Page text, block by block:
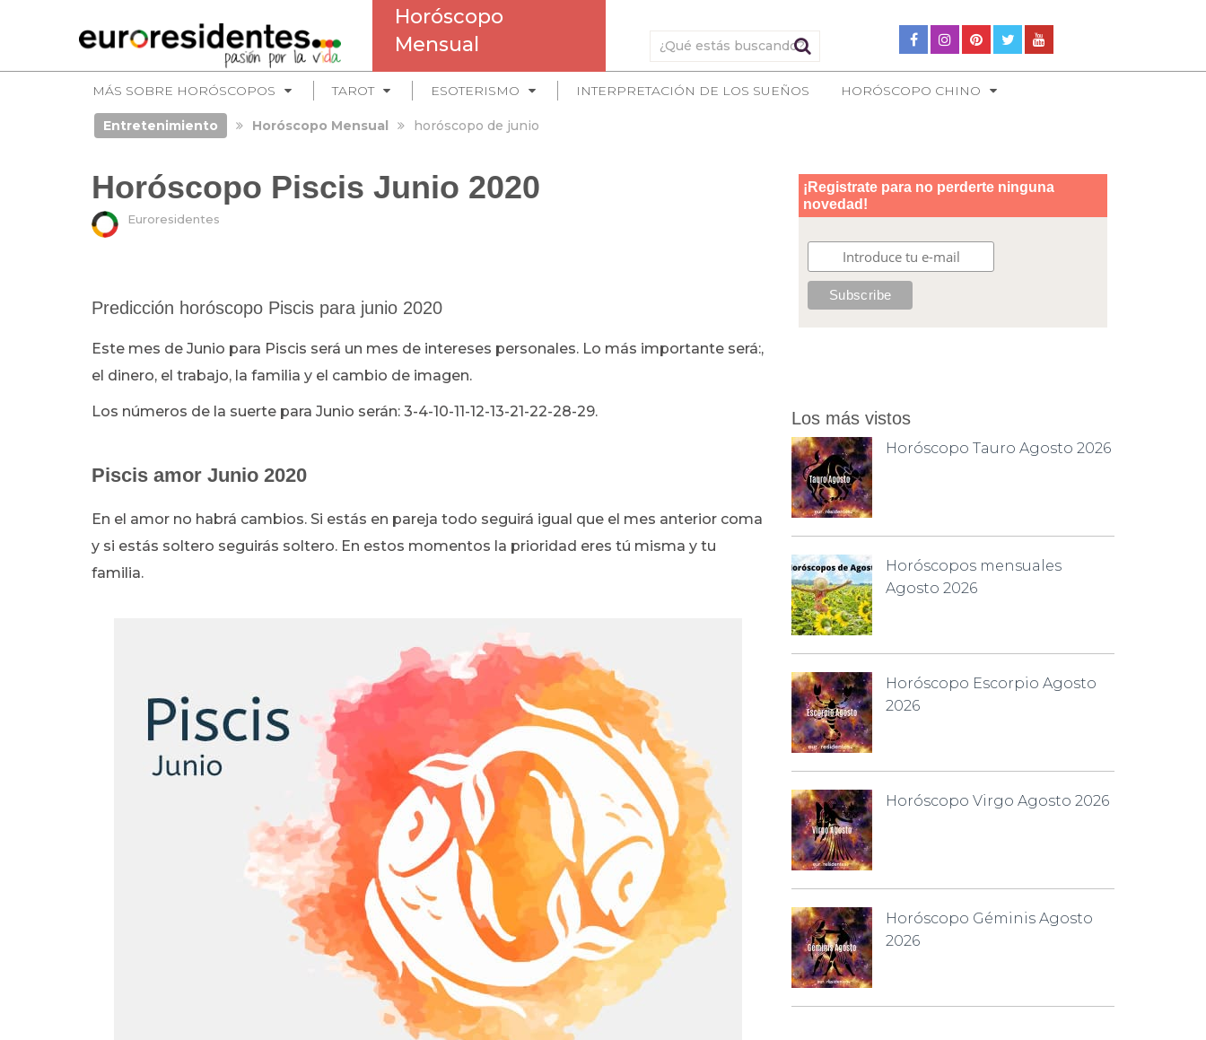
Horóscopo
Mensual
MÁS SOBRE HORÓSCOPOS TAROT ESOTERISMO INTERPRETACIÓN DE LOS SUEÑOS HORÓSCOPO CHINO
Entretenimiento Horóscopo Mensual horóscopo de junio
Horóscopo Piscis Junio 2020
Euroresidentes
Predicción horóscopo Piscis para junio 2020
Este mes de Junio para Piscis será un mes de intereses personales. Lo más importante será:,
el dinero, el trabajo, la familia y el cambio de imagen.
Los números de la suerte para Junio serán: 3-4-10-11-12-13-21-22-28-29.
Piscis amor Junio 2020
En el amor no habrá cambios. Si estás en pareja todo seguirá igual que el mes anterior coma
y si estás soltero seguirás soltero. En estos momentos la prioridad eres tú misma y tu
familia.
Los más vistos
Horóscopo Tauro Agosto 2026
Horóscopos mensuales
Agosto 2026
Horóscopo Escorpio Agosto
2026
Horóscopo Virgo Agosto 2026
Horóscopo Géminis Agosto
2026